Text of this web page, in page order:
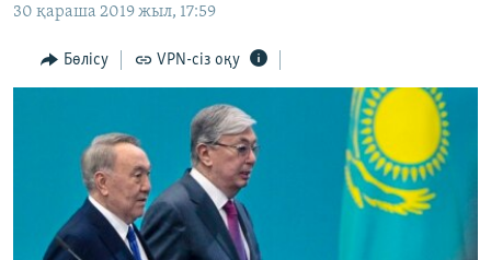
Skip
Search
ӘЛЕУМЕТ
ӘЛЕМ
Русский
ЖАЗЫЛЫҢЫЗ
30 қараша 2019 жыл, 17:59
Бөлісу VPN-сіз оқу